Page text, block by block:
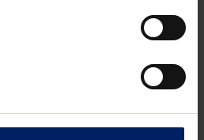
TSV Östringen (-2011)